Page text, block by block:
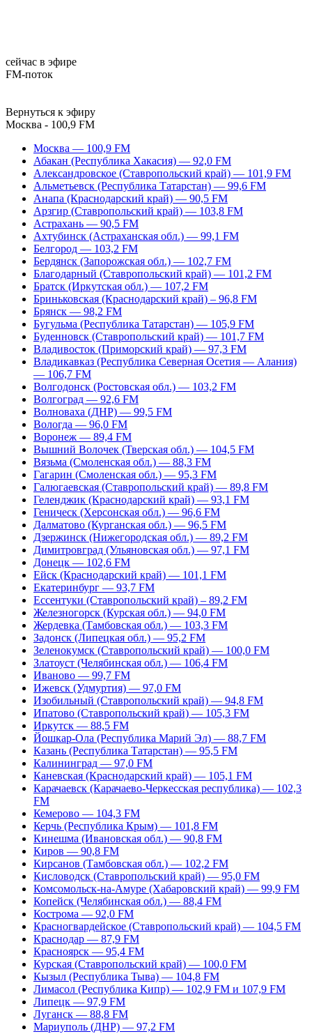
сейчас в эфире
FM-поток
Вернуться к эфиру
Москва - 100,9 FM
Москва — 100,9 FM
Абакан (Республика Хакасия) — 92,0 FM
Александровское (Ставропольский край) — 101,9 FM
Альметьевск (Республика Татарстан) — 99,6 FM
Анапа (Краснодарский край) — 90,5 FM
Арзгир (Ставропольский край) — 103,8 FM
Астрахань — 90,5 FM
Ахтубинск (Астраханская обл.) — 99,1 FM
Белгород — 103,2 FM
Бердянск (Запорожская обл.) — 102,7 FM
Благодарный (Ставропольский край) — 101,2 FM
Братск (Иркутская обл.) — 107,2 FM
Бриньковская (Краснодарский край) – 96,8 FM
Брянск — 98,2 FM
Бугульма (Республика Татарстан) — 105,9 FM
Буденновск (Ставропольский край) — 101,7 FM
Владивосток (Приморский край) — 97,3 FM
Владикавказ (Республика Северная Осетия — Алания)
— 106,7 FM
Волгодонск (Ростовская обл.) — 103,2 FM
Волгоград — 92,6 FM
Волноваха (ДНР) — 99,5 FM
Вологда — 96,0 FM
Воронеж — 89,4 FM
Вышний Волочек (Тверская обл.) — 104,5 FM
Вязьма (Смоленская обл.) — 88,3 FM
Гагарин (Смоленская обл.) — 95,3 FM
Галюгаевская (Ставропольский край) — 89,8 FM
Геленджик (Краснодарский край) — 93,1 FM
Геническ (Херсонская обл.) — 96,6 FM
Далматово (Курганская обл.) — 96,5 FM
Дзержинск (Нижегородская обл.) — 89,2 FM
Димитровград (Ульяновская обл.) — 97,1 FM
Донецк — 102,6 FM
Ейск (Краснодарский край) — 101,1 FM
Екатеринбург — 93,7 FM
Ессентуки (Ставропольский край) – 89,2 FM
Железногорск (Курская обл.) — 94,0 FM
Жердевка (Тамбовская обл.) — 103,3 FM
Задонск (Липецкая обл.) — 95,2 FM
Зеленокумск (Ставропольский край) — 100,0 FM
Златоуст (Челябинская обл.) — 106,4 FM
Иваново — 99,7 FM
Ижевск (Удмуртия) — 97,0 FM
Изобильный (Ставропольский край) — 94,8 FM
Ипатово (Ставропольский край) — 105,3 FM
Иркутск — 88,5 FM
Йошкар-Ола (Республика Марий Эл) — 88,7 FM
Казань (Республика Татарстан) — 95,5 FM
Калининград — 97,0 FM
Каневская (Краснодарский край) — 105,1 FM
Карачаевск (Карачаево-Черкесская республика) — 102,3
FM
Кемерово — 104,3 FM
Керчь (Республика Крым) — 101,8 FM
Кинешма (Ивановская обл.) — 90,8 FM
Киров — 90,8 FM
Кирсанов (Тамбовская обл.) — 102,2 FM
Кисловодск (Ставропольский край) — 95,0 FM
Комсомольск-на-Амуре (Хабаровский край) — 99,9 FM
Копейск (Челябинская обл.) — 88,4 FM
Кострома — 92,0 FM
Красногвардейское (Ставропольский край) — 104,5 FM
Краснодар — 87,9 FM
Красноярск — 95,4 FM
Курская (Ставропольский край) — 100,0 FM
Кызыл (Республика Тыва) — 104,8 FM
Лимасол (Республика Кипр) — 102,9 FM и 107,9 FM
Липецк — 97,9 FM
Луганск — 88,8 FM
Мариуполь (ДНР) — 97,2 FM